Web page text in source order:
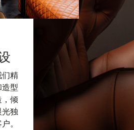
们精
型
倾
独
。